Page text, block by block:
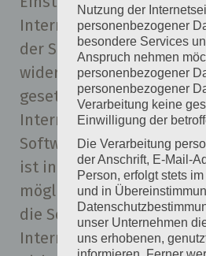
Internetbrowsers
der Setzung von Cookies
widersprechen. Ferner
gesetzte Cookies
Internetbrowser oder
Softwareprogramme
ist in allen gängigen
möglich. Deaktiviert die
die Setzung von Cookies
Internetbrowser, sind
Nutzung der
personenbezogener
besondere Services
Anspruch nehmen
personenbezogener
personenbezogener
Verarbeitung keine
Einwilligung der
Die Verarbeitung
der Anschrift, E-Mail-
Person, erfolgt stets
und in
unser Unternehmen
uns erhobenen,